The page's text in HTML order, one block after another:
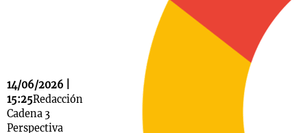
14/06/2026 |
15:25Redacción
Cadena 3
Perspectiva